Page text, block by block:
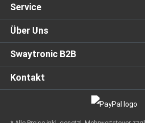
Service
Über Uns
Swaytronic B2B
Kontakt